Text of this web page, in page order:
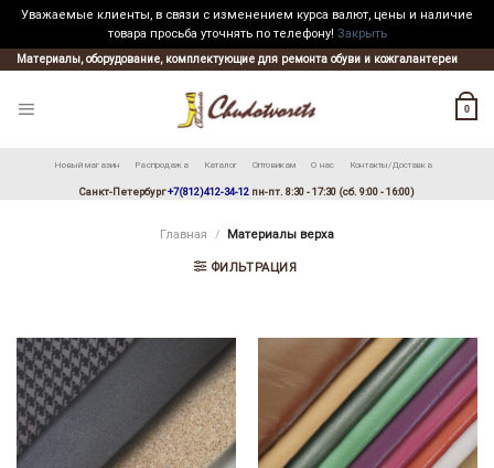
Уважаемые клиенты, в связи с изменением курса валют, цены и наличие
товара просьба уточнять по телефону! Закрыть
Skip
to
Материалы, оборудование, комплектующие для ремонта обуви и кожгалантереи
0
Новый магазин Распродажа Каталог Оптовикам О нас Контакты/Доставка
Санкт-Петербург+7(812)412-34-12 пн-пт. 8:30 - 17:30 (сб. 9:00 - 16:00)
Главная / Материалы верха
ФИЛЬТРАЦИЯ